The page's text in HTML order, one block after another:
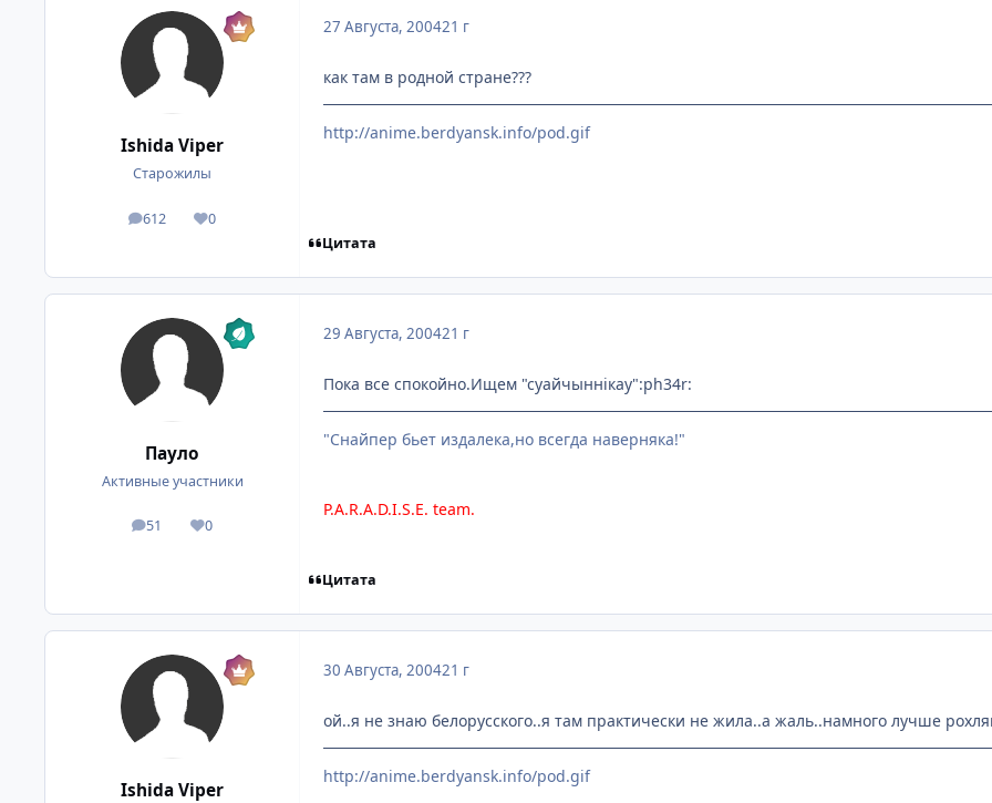
Ishida Viper
Старожилы
612
посты 0
Репутация
27 Августа, 200421 г
как там в родной стране???
http://anime.berdyansk.info/pod.gif
Цитата
Пауло
Активные участники
51
посты 0
Репутация
29 Августа, 200421 г
Пока все спокойно.Ищем "суайчыннiкау":ph34r:
"Снайпер бьет издалека,но всегда наверняка!"
P.A.R.A.D.I.S.E. team.
Цитата
Ishida Viper
30 Августа, 200421 г
ой..я не знаю белорусского..я там практически не жила..а жаль..намного лучше
http://anime.berdyansk.info/pod.gif